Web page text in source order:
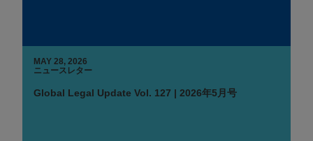
MAY 28, 2026
ニュースレター
Global Legal Update Vol. 127 | 2026年5月号